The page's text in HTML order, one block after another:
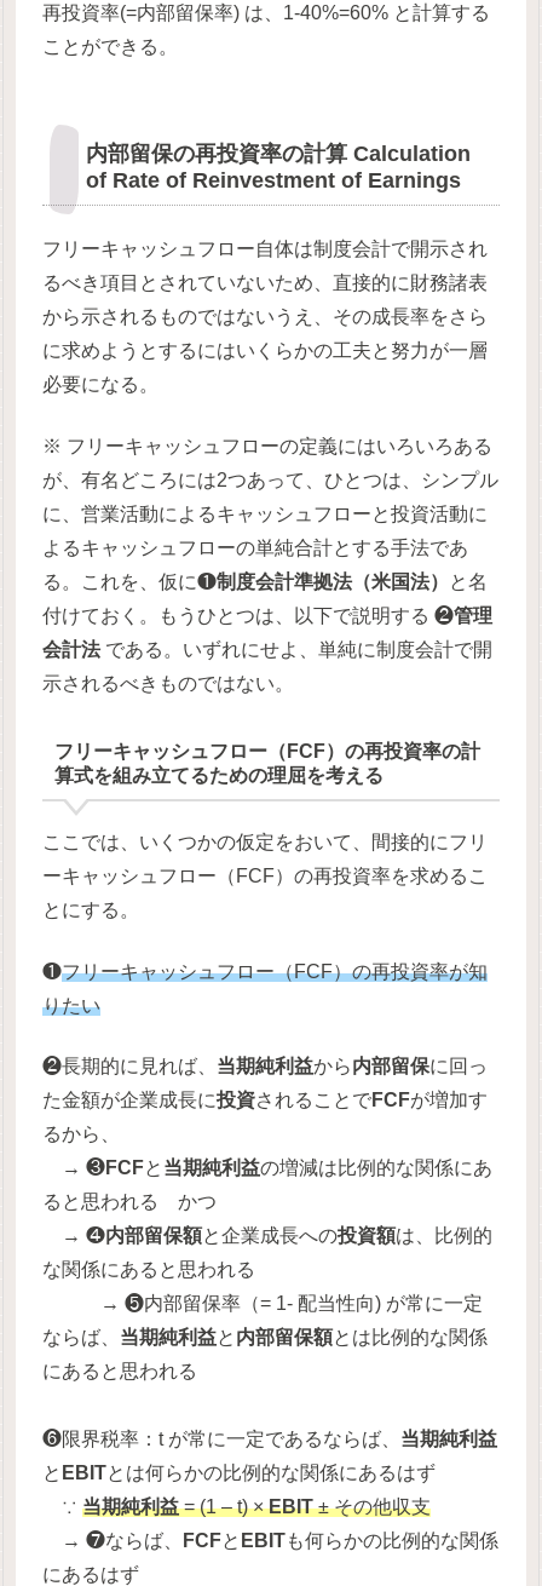
再投資率(=内部留保率) は、1-40%=60% と計算する
ことができる。
内部留保の再投資率の計算 Calculation
of Rate of Reinvestment of Earnings
フリーキャッシュフロー自体は制度会計で開示され
るべき項目とされていないため、直接的に財務諸表
から示されるものではないうえ、その成長率をさら
に求めようとするにはいくらかの工夫と努力が一層
必要になる。
※ フリーキャッシュフローの定義にはいろいろある
が、有名どころには2つあって、ひとつは、シンプル
に、営業活動によるキャッシュフローと投資活動に
よるキャッシュフローの単純合計とする手法であ
る。これを、仮に❶制度会計準拠法（米国法）
と名
付けておく。もうひとつは、以下で説明する ❷管理
会計法である。いずれにせよ、単純に制度会計で開
示されるべきものではない。
フリーキャッシュフロー（FCF）の再投資率の計
算式を組み立てるための理屈を考える
ここでは、いくつかの仮定をおいて、間接的にフリ
ーキャッシュフロー（FCF）の再投資率を求めるこ
とにする。
❶フリーキャッシュフロー（FCF）の再投資率が知
りたい
❷長期的に見れば、 当期純利益から内部留保に回っ
た金額が企業成長に投資されることでFCFが増加す
るから、
→ ❸FCFと 当期純利益の増減は比例的な関係にあ
ると思われる かつ
→ ❹内部留保額と企業成長への投資額は、比例的
な関係にあると思われる
→ ❺内部留保率（= 1- 配当性向) が常に一定
ならば、 当期純利益と 内部留保額とは比例的な関係
にあると思われる
❻限界税率：t が常に一定であるならば、 当期純利益
と EBITとは何らかの比例的な関係にあるはず
∵当期純利益= (1 – t) ×EBIT± その他収支
→ ❼ならば、
FCFと EBITも何らかの比例的な関係
にあるはず